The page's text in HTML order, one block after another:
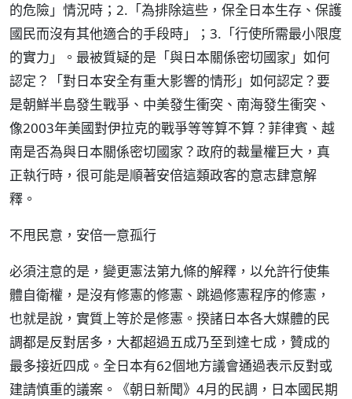
的危險」情況時；2.「為排除這些，保全日本生存、保護
國民而沒有其他適合的手段時」；3.「行使所需最小限度
的實力」。最被質疑的是「與日本關係密切國家」如何
認定？「對日本安全有重大影響的情形」如何認定？要
是朝鮮半島發生戰爭、中美發生衝突、南海發生衝突、
像2003年美國對伊拉克的戰爭等等算不算？菲律賓、越
南是否為與日本關係密切國家？政府的裁量權巨大，真
正執行時，很可能是順著安倍這類政客的意志肆意解
釋。
不甩民意，安倍一意孤行
必須注意的是，變更憲法第九條的解釋，以允許行使集
體自衛權，是沒有修憲的修憲、跳過修憲程序的修憲，
也就是說，實質上等於是修憲。揆諸日本各大媒體的民
調都是反對居多，大都超過五成乃至到達七成，贊成的
最多接近四成。全日本有62個地方議會通過表示反對或
建請慎重的議案。《朝日新聞》4月的民調，日本國民期